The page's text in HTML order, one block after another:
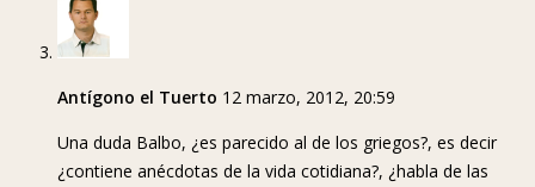
Antígono el Tuerto 12 marzo, 2012, 20:59
Una duda Balbo, ¿es parecido al de los griegos?, es decir
¿contiene anécdotas de la vida cotidiana?, ¿habla de las